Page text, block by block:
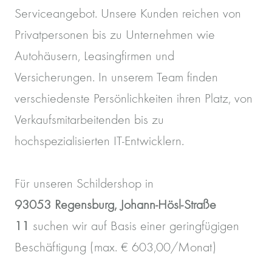
Serviceangebot. Unsere Kunden reichen von
Privatpersonen bis zu Unternehmen wie
Autohäusern, Leasingfirmen und
Versicherungen. In unserem Team finden
verschiedenste Persönlichkeiten ihren Platz, von
Verkaufsmitarbeitenden bis zu
hochspezialisierten IT-Entwicklern.
Für unseren Schildershop in
93053 Regensburg, Johann-Hösl-Straße
11 suchen wir auf Basis einer geringfügigen
Beschäftigung (max. € 603,00/Monat)